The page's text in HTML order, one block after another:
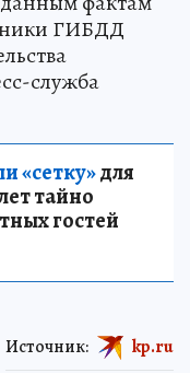
ГИБДД
служба
«сетку»для
тайно
гостей
Источник: kp.ru